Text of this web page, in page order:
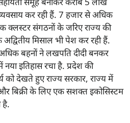
कर रही हैं. 7 हजार से अधिक
क्लस्टर संगठनों के जरिए राज्य की
मिसाल भी पेश कर रही हैं.
बहनों ने लखपति दीदी बनकर
इतिहास रचा है. प्रदेश की
को देखते हुए राज्य सरकार, राज्य में
बिक्री के लिए एक सशक्त इकोसिस्टम
है.